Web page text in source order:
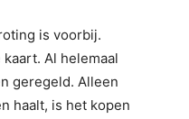
is voorbij.
Al helemaal
geregeld. Alleen
haalt, is het kopen